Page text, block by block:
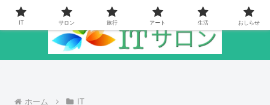
ホーム IT
IT サロン 旅行 アート 生活 おしらせ